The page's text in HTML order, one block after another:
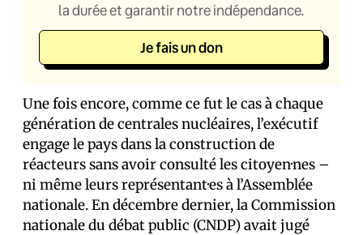
la durée et garantir notre indépendance.
Je fais un don
Une fois encore, comme ce fut le cas à chaque
génération de centrales nucléaires, l’exécutif
engage le pays dans la construction de
réacteurs sans avoir consulté les citoyen·nes –
ni même leurs représentant·es à l’Assemblée
nationale. En décembre dernier, la Commission
nationale du débat public (CNDP) avait jugé